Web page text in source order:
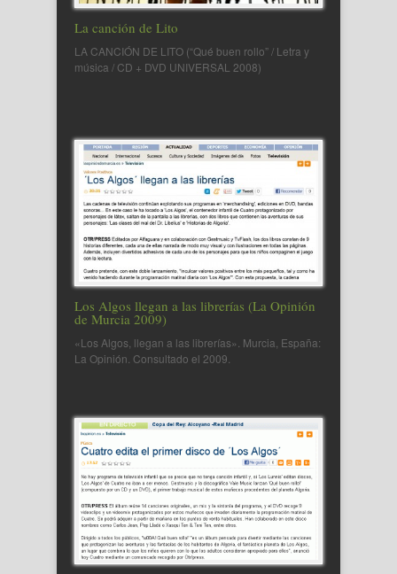
La canción de Lito
LA CANCIÓN DE LITO (“Qué buen rollo” / Letra y
música / CD + DVD UNIVERSAL 2008)
Los Algos llegan a las librerías (La Opinión
de Murcia 2009)
«Los Algos, llegan a las librerías». Murcia, España:
La Opinión. Consultado el 2009.